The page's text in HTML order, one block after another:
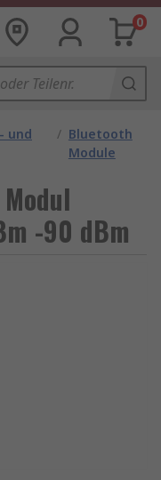
0
und
/ Bluetooth
Module
-90 dBm